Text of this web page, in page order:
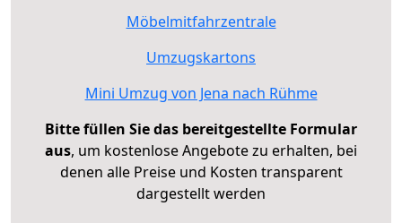
Möbelmitfahrzentrale
Umzugskartons
Mini Umzug von Jena nach Rühme
Bitte füllen Sie das bereitgestellte Formular
aus, um kostenlose Angebote zu erhalten, bei
denen alle Preise und Kosten transparent
dargestellt werden